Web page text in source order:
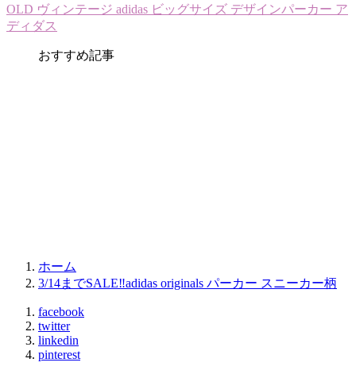
OLD ヴィンテージ adidas ビッグサイズ デザインパーカー ア
ディダス
おすすめ記事
ホーム
3/14までSALE‼️adidas originals パーカー スニーカー柄
facebook
twitter
linkedin
pinterest